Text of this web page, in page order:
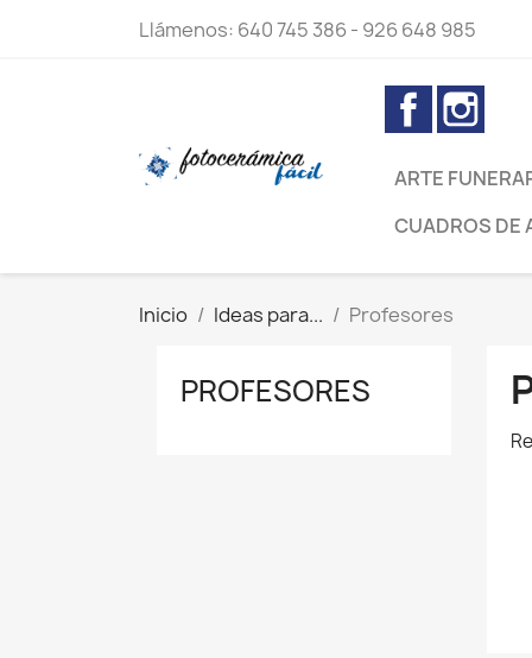
Llámenos: 640 745 386 - 926 648 985
Facebook
ARTE
CUADROS DE
Inicio Ideas para... Profesores
PROFESORES